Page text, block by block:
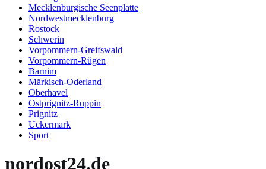
Mecklenburgische Seenplatte
Nordwestmecklenburg
Rostock
Schwerin
Vorpommern-Greifswald
Vorpommern-Rügen
Barnim
Märkisch-Oderland
Oberhavel
Ostprignitz-Ruppin
Prignitz
Uckermark
Sport
nordost24.de